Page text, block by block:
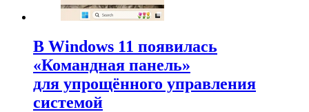
В Windows 11 появилась
«Командная панель»
для упрощённого управления
системой